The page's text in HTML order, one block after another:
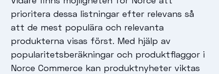
prioritera dessa listningar efter relevans så
att de mest populära och relevanta
produkterna visas först. Med hjälp av
popularitetsberäkningar och produktflaggor i
Norce Commerce kan produktnyheter viktas